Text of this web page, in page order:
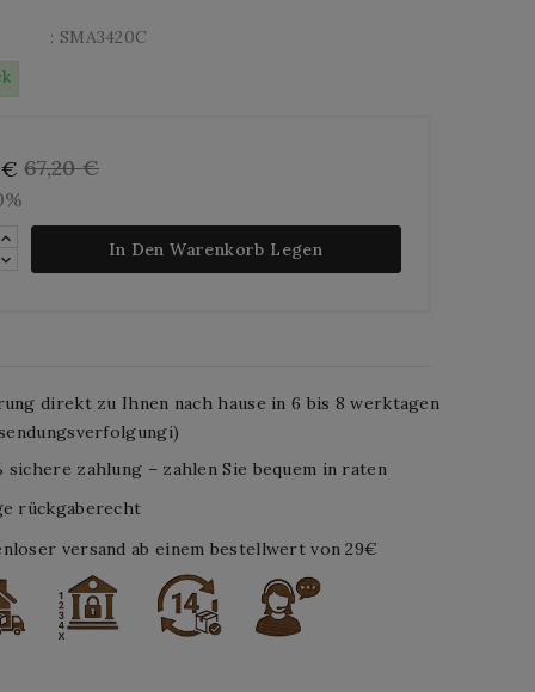
: SMA3420C
67,20 €
In Den Warenkorb Legen
direkt zu Ihnen nach hause in 6 bis 8 werktagen
sichere zahlung – zahlen Sie bequem in raten
rückgaberecht
versand ab einem bestellwert von 29€